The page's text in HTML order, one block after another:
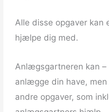
Alle disse opgaver kan
hjælpe dig med.
Anlægsgartneren kan
anlægge din have,
andre opgaver, som